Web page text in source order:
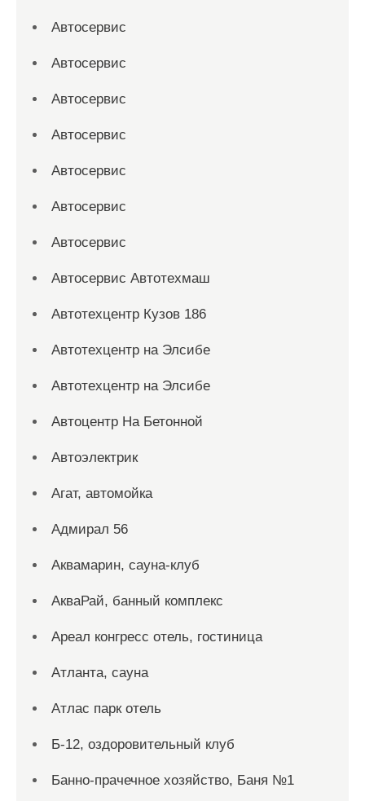
Автосервис
Автосервис
Автосервис
Автосервис
Автосервис
Автосервис
Автосервис
Автосервис Автотехмаш
Автотехцентр Кузов 186
Автотехцентр на Элсибе
Автотехцентр на Элсибе
Автоцентр На Бетонной
Автоэлектрик
Агат, автомойка
Адмирал 56
Аквамарин, сауна-клуб
АкваРай, банный комплекс
Ареал конгресс отель, гостиница
Атланта, сауна
Атлас парк отель
Б-12, оздоровительный клуб
Банно-прачечное хозяйство, Баня №1